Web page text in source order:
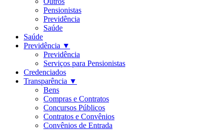
Pensionistas
Previdência
Saúde
Saúde
Previdência ▼
Previdência
Serviços para Pensionistas
Credenciados
Transparência ▼
Bens
Compras e Contratos
Concursos Públicos
Contratos e Convênios
Convênios de Entrada